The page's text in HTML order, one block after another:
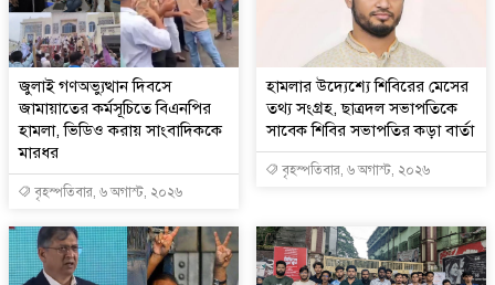
জুলাই গণঅভ্যুত্থান দিবসে
জামায়াতের কর্মসূচিতে বিএনপির
হামলা, ভিডিও করায় সাংবাদিককে
মারধর
বৃহস্পতিবার, ৬ অগাস্ট, ২০২৬
হামলার উদ্যেশ্যে শিবিরের মেসের
তথ্য সংগ্রহ, ছাত্রদল সভাপতিকে
সাবেক শিবির সভাপতির কড়া বার্তা
বৃহস্পতিবার, ৬ অগাস্ট, ২০২৬